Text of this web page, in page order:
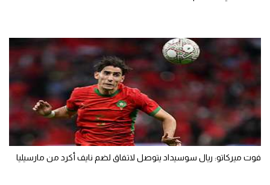
فوت ميركاتو: ريال سوسيداد يتوصل لاتفاق لضم نايف أكرد من مارسيليا